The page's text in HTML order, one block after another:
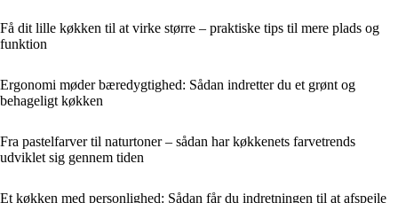
Få dit lille køkken til at virke større – praktiske tips til mere plads og
funktion
Ergonomi møder bæredygtighed: Sådan indretter du et grønt og
behageligt køkken
Fra pastelfarver til naturtoner – sådan har køkkenets farvetrends
udviklet sig gennem tiden
Et køkken med personlighed: Sådan får du indretningen til at afspejle